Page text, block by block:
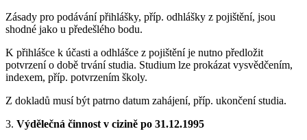
Zásady pro podávání přihlášky, příp. odhlášky z pojištění, jsou
shodné jako u předešlého bodu.
K přihlášce k účasti a odhlášce z pojištění je nutno předložit
potvrzení o době trvání studia. Studium lze prokázat vysvědčením,
indexem, příp. potvrzením školy.
Z dokladů musí být patrno datum zahájení, příp. ukončení studia.
3. Výdělečná činnost v cizině po 31.12.1995